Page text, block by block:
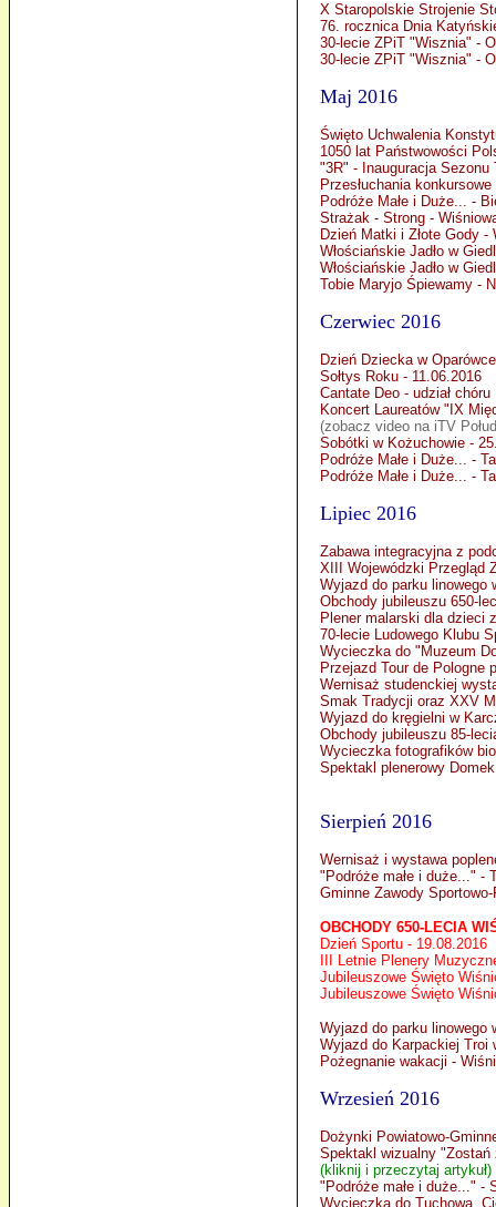
X Staropolskie Strojenie
76. rocznica Dnia
30-lecie ZPiT "Wisznia" -
30-lecie ZPiT "Wisznia" -
Maj 2016
Święto Uchwalenia
1050 lat Państwowości
"3R" - Inauguracja
Przesłuchania
Podróże Małe i Duże... -
Strażak - Strong -
Dzień Matki i Złote Gody -
Włościańskie Jadło w
Włościańskie Jadło w
Tobie Maryjo Śpiewamy -
Czerwiec 2016
Dzień Dziecka w
Sołtys Roku - 11.06.2016
Cantate Deo - udział
Koncert Laureatów "IX
(zobacz video na iTV
Sobótki w Kożuchowie -
Podróże Małe i Duże... -
Podróże Małe i Duże... -
Lipiec 2016
Zabawa integracyjna z
XIII Wojewódzki Przegląd
Wyjazd do parku linowego
Obchody jubileuszu 650-
Plener malarski dla dzieci
70-lecie Ludowego Klubu
Wycieczka do "Muzeum
Przejazd Tour de Pologne
Wernisaż studenckiej
Smak Tradycji oraz XXV
Wyjazd do kręgielni w
Obchody jubileuszu 85-
Wycieczka fotografików
Spektakl plenerowy
Sierpień 2016
Wernisaż i wystawa
"Podróże małe i duże..." -
Gminne Zawody
OBCHODY 650-LECIA
Dzień Sportu - 19.08.2016
III Letnie Plenery
Jubileuszowe Święto
Jubileuszowe Święto
Wyjazd do parku linowego
Wyjazd do Karpackiej Troi
Pożegnanie wakacji -
Wrzesień 2016
Dożynki Powiatowo-
Spektakl wizualny "Zostań
(kliknij i przeczytaj artykuł)
"Podróże małe i duże..." -
Wycieczka do Tuchowa,